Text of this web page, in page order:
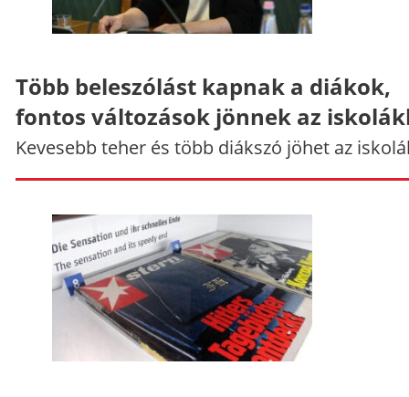
Több beleszólást kapnak a diákok,
fontos változások jönnek az
Kevesebb teher és több diákszó jöhet az